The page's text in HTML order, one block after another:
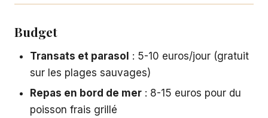
Budget
Transats et parasol : 5-10 euros/jour (gratuit
sur les plages sauvages)
Repas en bord de mer: 8-15 euros pour du
poisson frais grillé